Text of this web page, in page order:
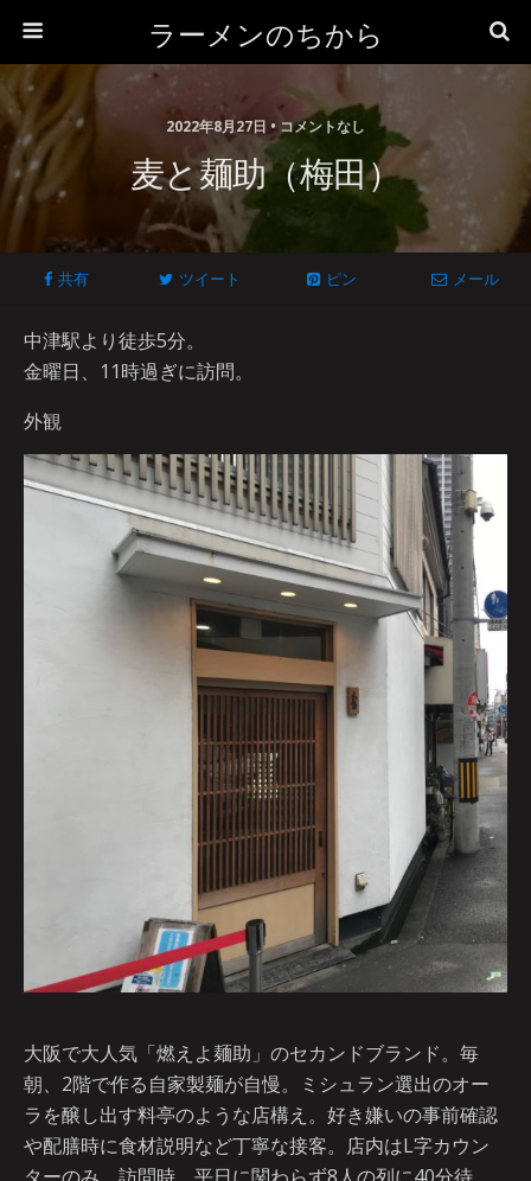
ラーメンのちから
2022年8月27日 • コメントなし
麦と麺助（梅田）
共有 ツイート ピン メール
中津駅より徒歩5分。
金曜日、11時過ぎに訪問。
外観
大阪で大人気「燃えよ麺助」のセカンドブランド。毎
朝、2階で作る自家製麺が自慢。ミシュラン選出のオー
ラを醸し出す料亭のような店構え。好き嫌いの事前確認
や配膳時に食材説明など丁寧な接客。店内はL字カウン